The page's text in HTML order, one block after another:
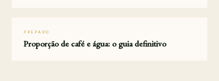
PREPARO
Proporção de café e água: o guia definitivo